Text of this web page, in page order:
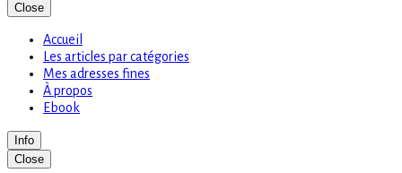
Close
Accueil
Les articles par catégories
Mes adresses fines
À propos
Ebook
Info
Primary
Close